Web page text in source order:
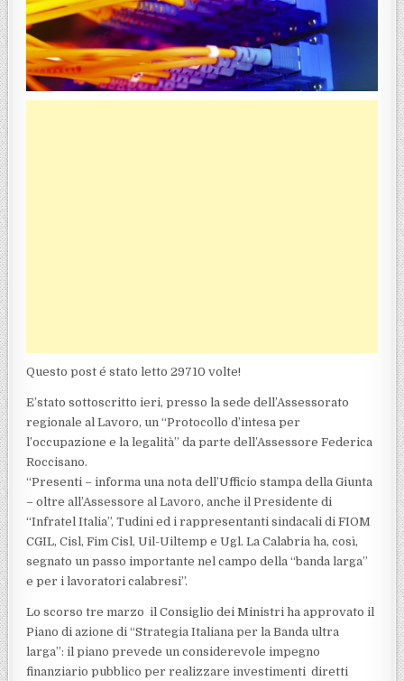
Questo post é stato letto 29710 volte!
E’stato sottoscritto ieri, presso la sede dell’Assessorato
regionale al Lavoro, un “Protocollo d’intesa per
l’occupazione e la legalità” da parte dell’Assessore Federica
Roccisano.
“Presenti – informa una nota dell’Ufficio stampa della Giunta
– oltre all’Assessore al Lavoro, anche il Presidente di
“Infratel Italia”, Tudini ed i rappresentanti sindacali di FIOM
CGIL, Cisl, Fim Cisl, Uil-Uiltemp e Ugl. La Calabria ha, così,
segnato un passo importante nel campo della “banda larga”
e per i lavoratori calabresi”.
Lo scorso tre marzo il Consiglio dei Ministri ha approvato il
Piano di azione di “Strategia Italiana per la Banda ultra
larga”: il piano prevede un considerevole impegno
finanziario pubblico per realizzare investimenti diretti